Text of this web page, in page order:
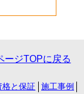
ージTOPに戻る
格と保証
施工事例